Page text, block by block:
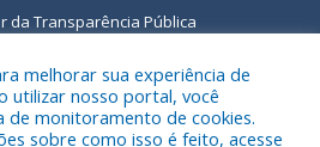
da Transparência Pública
melhorar sua experiência de
utilizar nosso portal, você
de monitoramento de cookies.
sobre como isso é feito, acesse